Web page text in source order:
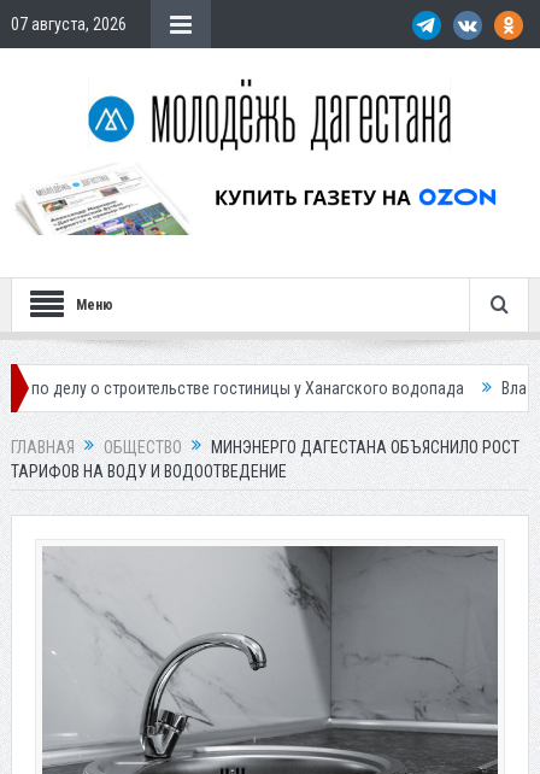
07 августа, 2026
Меню
строительстве гостиницы у Ханагского водопада Власти
ГЛАВНАЯ ОБЩЕСТВО
МИНЭНЕРГО ДАГЕСТАНА ОБЪЯСНИЛО РОСТ
ТАРИФОВ НА ВОДУ И ВОДООТВЕДЕНИЕ